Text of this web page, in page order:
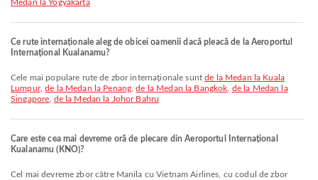
Medan la Yogyakarta
Ce rute internaționale aleg de obicei oamenii dacă pleacă de la Aeroportul
Internațional Kualanamu?
Cele mai populare rute de zbor internaționale suntde la Medan la Kuala
Lumpur,de la Medan la Penang ,de la Medan la Bangkok de la Medan la
Singapore de la Medan la Johor Bahru
Care este cea mai devreme oră de plecare din Aeroportul Internațional
Kualanamu (KNO)?
Cel mai devreme zbor către Manila cu Vietnam Airlines, cu codul de zbor